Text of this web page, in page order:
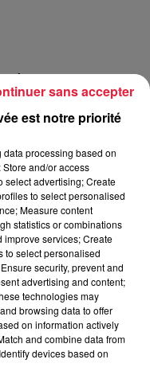
réagit
: rencontre
rouges
est notre priorité
processing based on
and/or access
select advertising; Create
to select personalised
Measure content
statistics or combinations
improve services; Create
to select personalised
security, prevent and
advertising and content;
technologies may
browsing data to offer
on information actively
and combine data from
devices based on
sans accepter